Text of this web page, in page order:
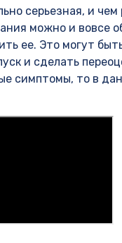
серьезная, и
можно и вовсе
ее. Это могут
и сделать
симптомы, то в